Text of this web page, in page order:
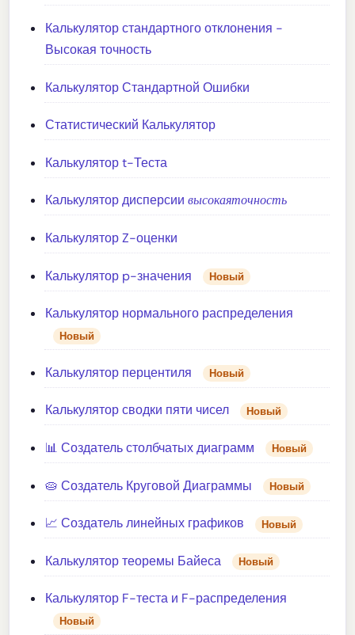
Калькулятор стандартного отклонения -
Высокая точность
Калькулятор Стандартной Ошибки
Статистический Калькулятор
Калькулятор t-Теста
Калькулятор дисперсиивысокаято чность
Калькулятор Z-оценки
Калькулятор p-значения Новый
Калькулятор нормального распределения
Новый
Калькулятор перцентиля Новый
Калькулятор сводки пяти чисел Новый
📊 Создатель столбчатых диаграмм Новый
🥧 Создатель Круговой Диаграммы Новый
📈 Создатель линейных графиков Новый
Калькулятор теоремы Байеса Новый
Калькулятор F-теста и F-распределения
Новый